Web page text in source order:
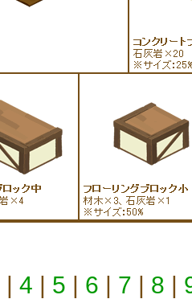
| 4 | 5 | 6 | 7 | 8 |